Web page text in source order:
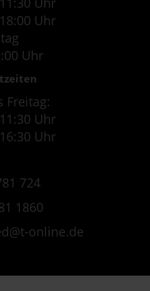
Uhr
Uhr
Freitag:
Uhr
Uhr
724
1860
online.de